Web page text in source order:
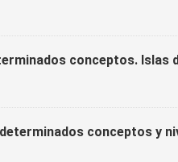
conceptos. Islas
conceptos y